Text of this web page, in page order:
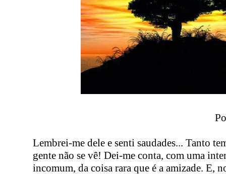
Lembrei-me dele e senti saudades... Tanto
gente não se vê! Dei-me conta, com uma
incomum, da coisa rara que é a amizade. E,